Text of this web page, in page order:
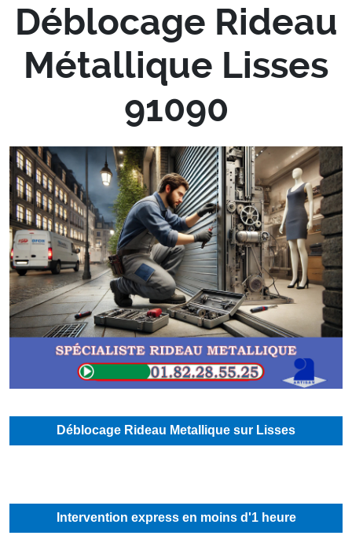
Déblocage Rideau
Métallique Lisses
91090
Déblocage Rideau Metallique sur Lisses
Intervention express en moins d'1 heure